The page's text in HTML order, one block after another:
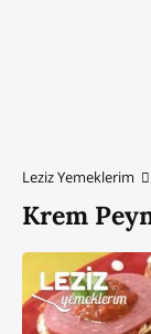
Leziz Yemeklerim
Krem